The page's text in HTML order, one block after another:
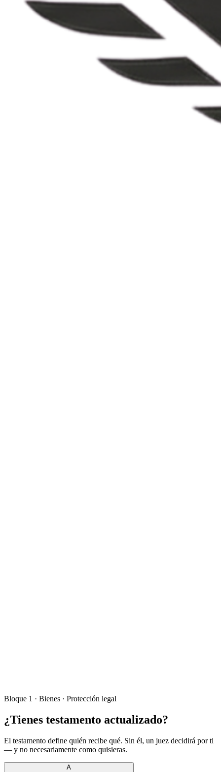
Bloque 1 · Bienes · Protección legal
¿Tienes testamento actualizado?
El testamento define quién recibe qué. Sin él, un juez decidirá por ti
— y no necesariamente como quisieras.
A